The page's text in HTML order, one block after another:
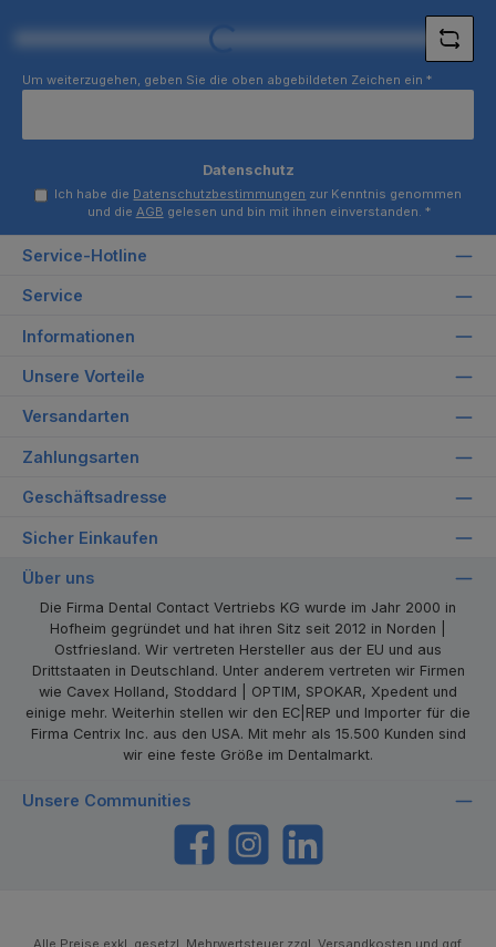
Loading...
Um weiterzugehen, geben Sie die oben abgebildeten Zeichen ein *
Datenschutz
Ich habe die Datenschutzbestimmungen zur Kenntnis genommen
und die AGB gelesen und bin mit ihnen einverstanden. *
Service-Hotline
Service
Informationen
Unsere Vorteile
Versandarten
Zahlungsarten
Geschäftsadresse
Sicher Einkaufen
Über uns
Die Firma Dental Contact Vertriebs KG wurde im Jahr 2000 in
Hofheim gegründet und hat ihren Sitz seit 2012 in Norden |
Ostfriesland. Wir vertreten Hersteller aus der EU und aus
Drittstaaten in Deutschland. Unter anderem vertreten wir Firmen
wie Cavex Holland, Stoddard | OPTIM, SPOKAR, Xpedent und
einige mehr. Weiterhin stellen wir den EC|REP und Importer für die
Firma Centrix Inc. aus den USA. Mit mehr als 15.500 Kunden sind
wir eine feste Größe im Dentalmarkt.
Unsere Communities
https://www.facebook.com/dentalcontact
Instagram
Alle Preise exkl. gesetzl. Mehrwertsteuer zzgl. Versandkosten und ggf.